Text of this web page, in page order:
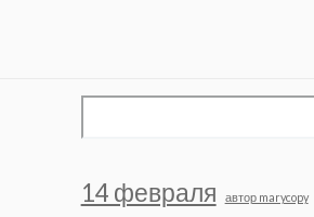
14 февраля автор marycopy